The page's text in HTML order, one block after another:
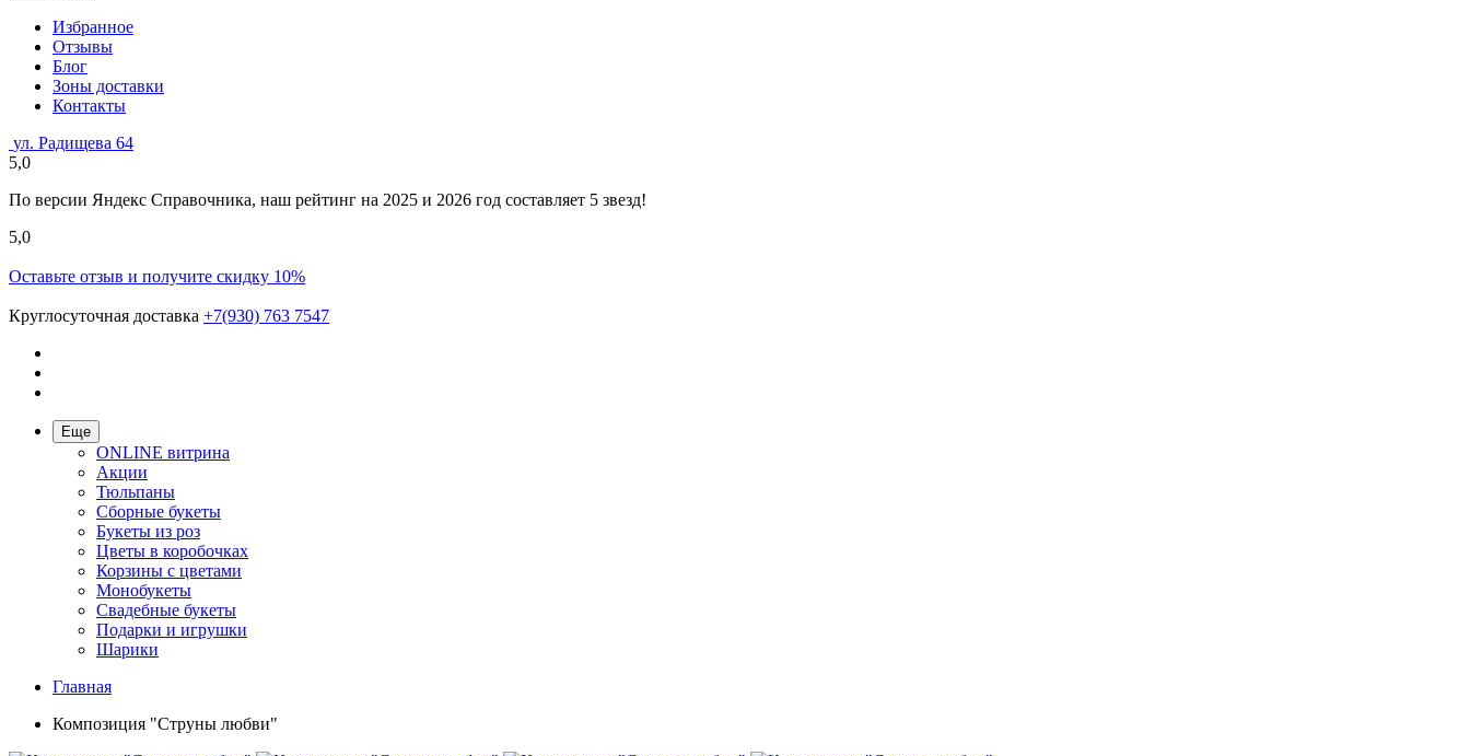
Избранное
Отзывы
Блог
Зоны доставки
Контакты
ул. Радищева 64
5,0
По версии Яндекс Справочника, наш рейтинг на 2025 и 2026 год составляет 5 звезд!
5,0
Оставьте отзыв и получите скидку 10%
Круглосуточная доставка +7(930) 763 7547
Еще
ONLINE витрина
Акции
Тюльпаны
Сборные букеты
Букеты из роз
Цветы в коробочках
Корзины с цветами
Монобукеты
Свадебные букеты
Подарки и игрушки
Шарики
Главная
Композиция "Струны любви"